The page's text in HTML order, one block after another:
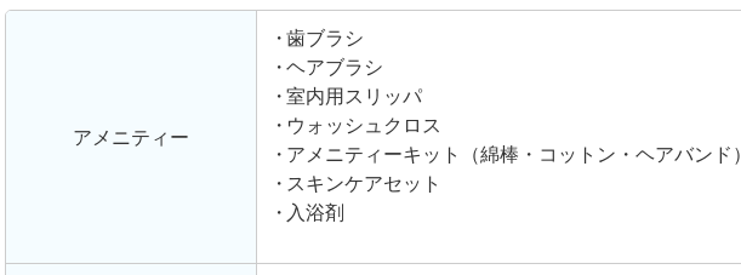
アメニティー
歯ブラシ
ヘアブラシ
室内用スリッパ
ウォッシュクロス
アメニティーキット（綿棒・コットン・ヘアバンド）
スキンケアセット
入浴剤